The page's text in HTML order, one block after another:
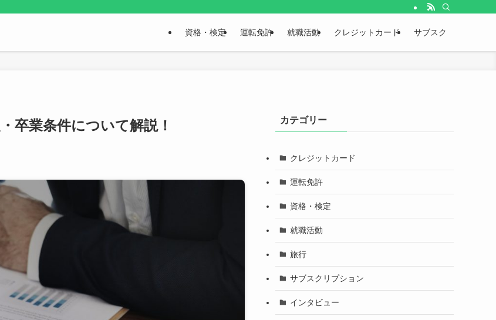
資格・検定 運転免許 就職活動 クレジットカード サブスク
卒業条件について解説！ カテゴリー
クレジットカード
運転免許
資格・検定
就職活動
旅行
サブスクリプション
インタビュー